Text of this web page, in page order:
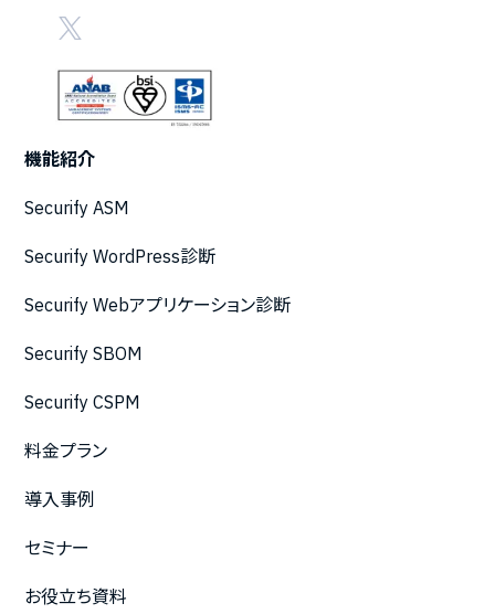
機能紹介
Securify ASM
Securify WordPress診断
Securify Webアプリケーション診断
Securify SBOM
Securify CSPM
料金プラン
導入事例
セミナー
お役立ち資料